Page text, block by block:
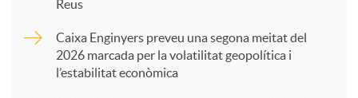
a
Reus
Caixa Enginyers preveu una segona meitat del
2026 marcada per la volatilitat geopolítica i
l’estabilitat econòmica